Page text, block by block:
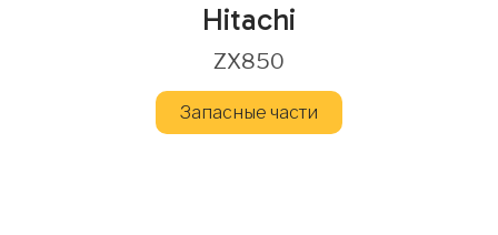
Hitachi
ZX850
Запасные части